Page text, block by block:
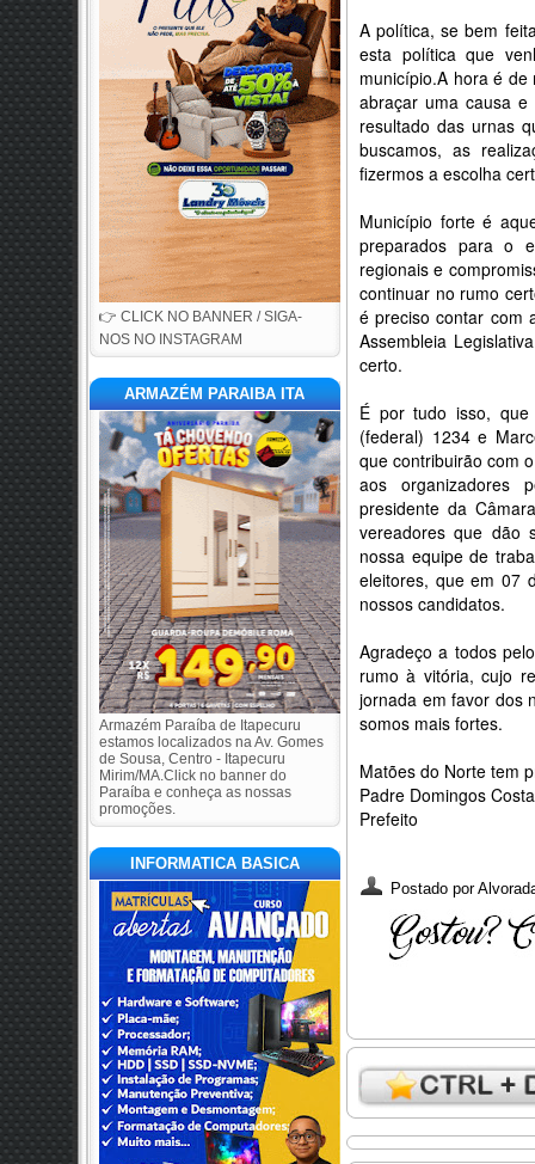
👉 CLICK NO BANNER / SIGA-
NOS NO INSTAGRAM
ARMAZÉM PARAIBA ITA
Armazém Paraíba de Itapecuru
estamos localizados na Av. Gomes
de Sousa, Centro - Itapecuru
Mirim/MA.Click no banner do
Paraíba e conheça as nossas
promoções.
INFORMATICA BASICA
A política, se bem
esta política que
município.A hora é
abraçar uma causa
resultado das urnas
buscamos, as
fizermos a escolha
Município forte é
preparados para o
regionais e
continuar no rumo
é preciso contar com
Assembleia
certo.
É por tudo isso,
(federal) 1234 e
que contribuirão com
aos organizadores
presidente da
vereadores que dão
nossa equipe de
eleitores, que em 07
nossos candidatos.
Agradeço a todos
rumo à vitória, cujo
jornada em favor dos
somos mais fortes.
Matões do Norte tem
Padre Domingos Costa
Prefeito
Postado por